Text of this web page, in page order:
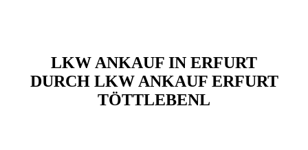
LKW ANKAUF IN ERFURT
DURCH LKW ANKAUF ERFURT
TÖTTLEBENL